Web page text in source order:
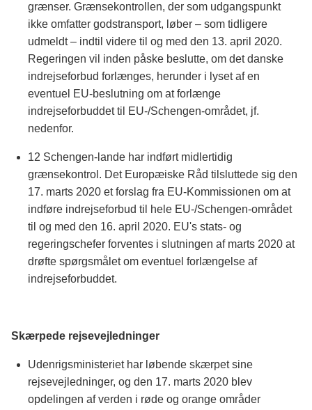
grænser. Grænsekontrollen, der som udgangspunkt
ikke omfatter godstransport, løber – som tidligere
udmeldt – indtil videre til og med den 13. april 2020.
Regeringen vil inden påske beslutte, om det danske
indrejseforbud forlænges, herunder i lyset af en
eventuel EU-beslutning om at forlænge
indrejseforbuddet til EU-/Schengen-området, jf.
nedenfor.
12 Schengen-lande har indført midlertidig
grænsekontrol. Det Europæiske Råd tilsluttede sig den
17. marts 2020 et forslag fra EU-Kommissionen om at
indføre indrejseforbud til hele EU-/Schengen-området
til og med den 16. april 2020. EU's stats- og
regeringschefer forventes i slutningen af marts 2020 at
drøfte spørgsmålet om eventuel forlængelse af
indrejseforbuddet.
Skærpede rejsevejledninger
Udenrigsministeriet har løbende skærpet sine
rejsevejledninger, og den 17. marts 2020 blev
opdelingen af verden i røde og orange områder